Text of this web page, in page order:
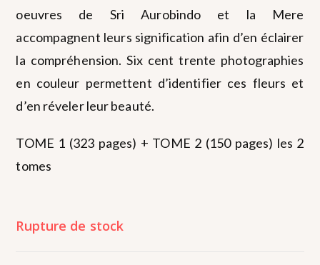
oeuvres de Sri Aurobindo et la Mere
accompagnent leurs signification afin d’en éclairer
la compréhension. Six cent trente photographies
en couleur permettent d’identifier ces fleurs et
d’en réveler leur beauté.
TOME 1 (323 pages) + TOME 2 (150 pages) les 2
tomes
Rupture de stock